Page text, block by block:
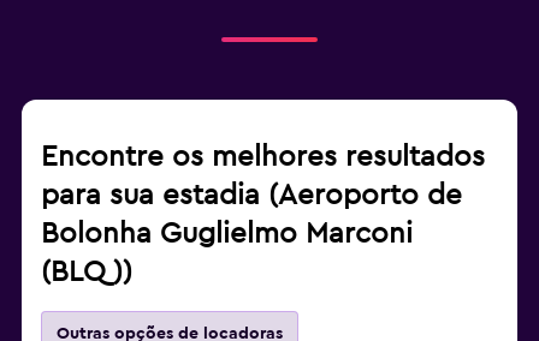
Encontre os melhores resultados
para sua estadia (Aeroporto de
Bolonha Guglielmo Marconi
(BLQ))
Outras opções de locadoras